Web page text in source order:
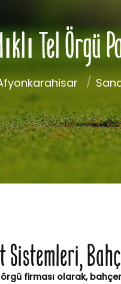
Tel Örgü
Sistemleri,
firması olarak,